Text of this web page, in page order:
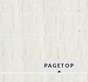
PAGETOP